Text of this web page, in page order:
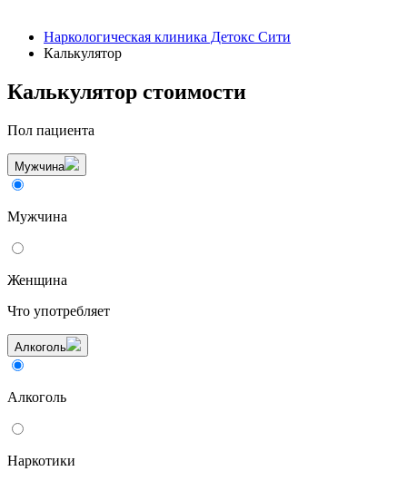
Наркологическая клиника Детокс Сити
Калькулятор
Калькулятор стоимости
Пол пациента
Мужчина
Мужчина
Женщина
Что употребляет
Алкоголь
Алкоголь
Наркотики